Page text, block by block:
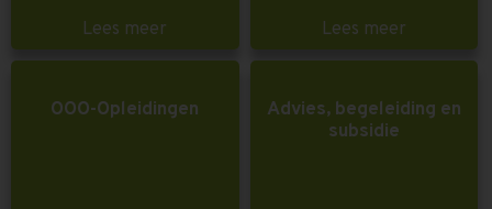
Lees meer Lees meer
OOO-Opleidingen
Advies, begeleiding en
subsidie